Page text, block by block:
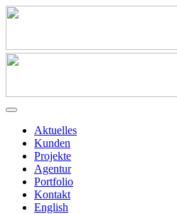
Aktuelles
Kunden
Projekte
Agentur
Portfolio
Kontakt
English